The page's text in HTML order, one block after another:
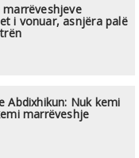
i vonuar, asnjëra palë
Abdixhikun: Nuk kemi
marrëveshje